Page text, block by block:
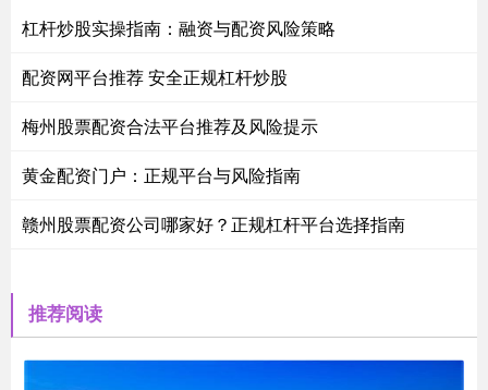
杠杆炒股实操指南：融资与配资风险策略
配资网平台推荐 安全正规杠杆炒股
梅州股票配资合法平台推荐及风险提示
黄金配资门户：正规平台与风险指南
赣州股票配资公司哪家好？正规杠杆平台选择指南
推荐阅读